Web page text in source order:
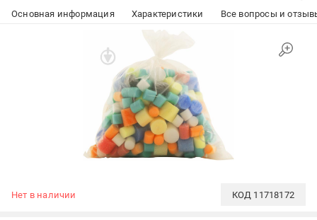
Основная информация Характеристики Все вопросы и
Нет в наличии КОД 11718172